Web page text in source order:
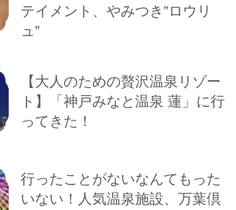
テイメント、やみつき”ロウリ
ュ”
【大人のための贅沢温泉リゾー
ト】「神戸みなと温泉 蓮」に行
ってきた！
行ったことがないなんてもった
いない！人気温泉施設、万葉倶